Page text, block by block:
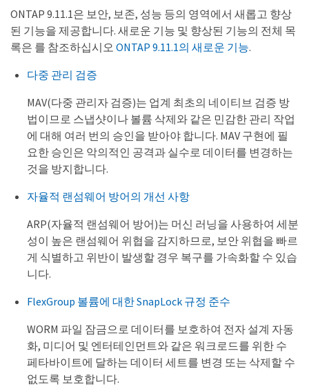
ONTAP 9.11.1은 보안, 보존, 성능 등의 영역에서 새롭고 향상
된 기능을 제공합니다. 새로운 기능 및 향상된 기능의 전체 목
록은 를 참조하십시오 ONTAP 9.11.1의 새로운 기능.
다중 관리 검증
MAV(다중 관리자 검증)는 업계 최초의 네이티브 검증 방
법이므로 스냅샷이나 볼륨 삭제와 같은 민감한 관리 작업
에 대해 여러 번의 승인을 받아야 합니다. MAV 구현에 필
요한 승인은 악의적인 공격과 실수로 데이터를 변경하는
것을 방지합니다.
자율적 랜섬웨어 방어의 개선 사항
ARP(자율적 랜섬웨어 방어)는 머신 러닝을 사용하여 세분
성이 높은 랜섬웨어 위협을 감지하므로, 보안 위협을 빠르
게 식별하고 위반이 발생할 경우 복구를 가속화할 수 있습
니다.
FlexGroup 볼륨에 대한 SnapLock 규정 준수
WORM 파일 잠금으로 데이터를 보호하여 전자 설계 자동
화, 미디어 및 엔터테인먼트와 같은 워크로드를 위한 수
페타바이트에 달하는 데이터 세트를 변경 또는 삭제할 수
없도록 보호합니다.